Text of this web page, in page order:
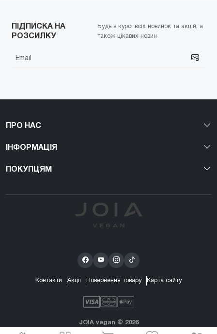
ПІДПИСКА НА
РОЗСИЛКУ
Будь в курсі всіх новинок та акцій, а
також цікавих новин
ПРО НАС
ІНФОРМАЦІЯ
ПОКУПЦЯМ
Контакти Акції Повернення товару Карта сайту
JOIA vegan © 2026